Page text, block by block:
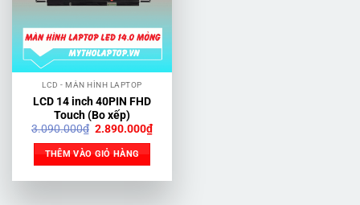
LCD - MÀN HÌNH LAPTOP
LCD 14 inch 40PIN FHD
Touch (Bo xếp)
3.090.000₫ Giá
là:
3.090.000₫.
2.890.000₫Giá
hiện
THÊM VÀO GIỎ HÀNG